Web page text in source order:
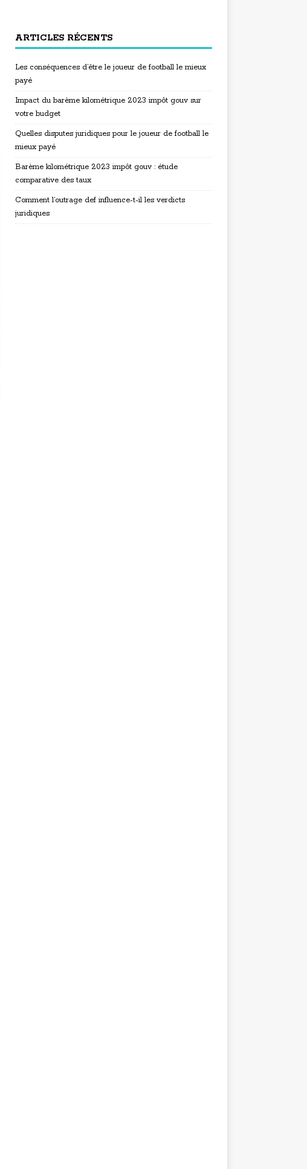
ARTICLES RÉCENTS
Les conséquences d’être le joueur de football le mieux
payé
Impact du barème kilométrique 2023 impôt gouv sur
votre budget
Quelles disputes juridiques pour le joueur de football le
mieux payé
Barème kilométrique 2023 impôt gouv : étude
comparative des taux
Comment l’outrage def influence-t-il les verdicts
juridiques